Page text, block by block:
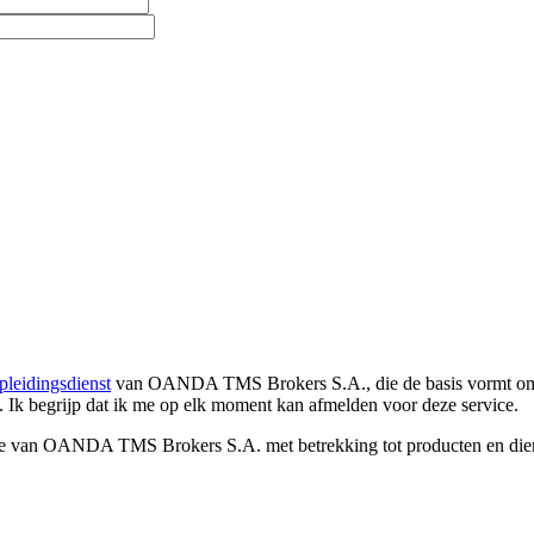
van OANDA TMS Brokers S.A., die de basis vormt
Ik begrijp dat ik me op elk moment kan afmelden voor deze service.
OANDA TMS Brokers S.A. met betrekking tot producten en